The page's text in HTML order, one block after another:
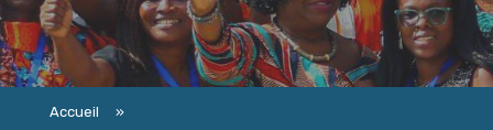
Accueil »